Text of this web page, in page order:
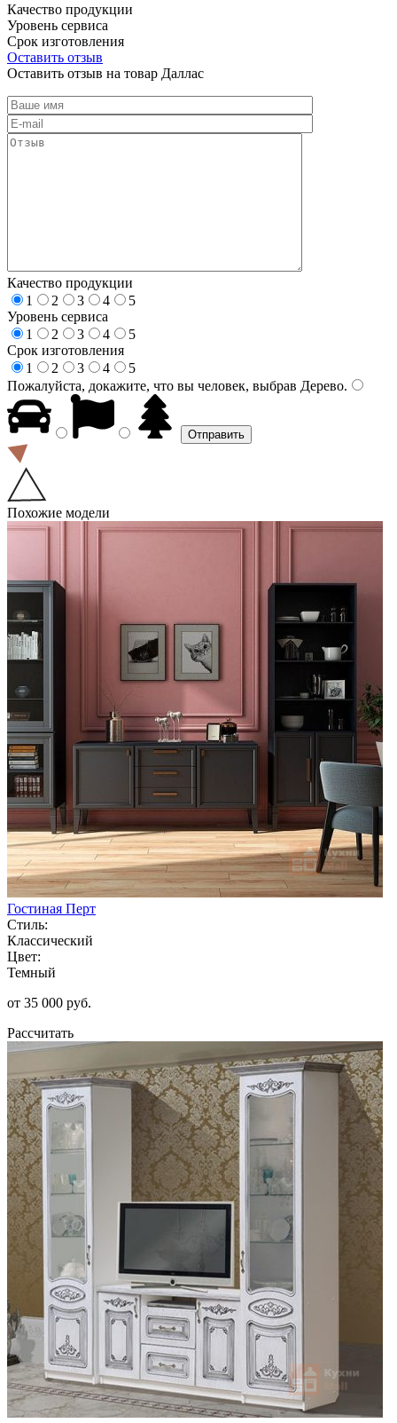
Качество продукции
Уровень сервиса
Срок изготовления
Оставить отзыв
Оставить отзыв на товар Даллас
Качество продукции
1
2 3 4
5
Уровень сервиса
1
2 3 4
5
Срок изготовления
1
2 3 4
5
Пожалуйста, докажите, что вы человек, выбрав Дерево.
Похожие модели
Гостиная Перт
Стиль:
Классический
Цвет:
Темный
от 35 000 руб.
Рассчитать